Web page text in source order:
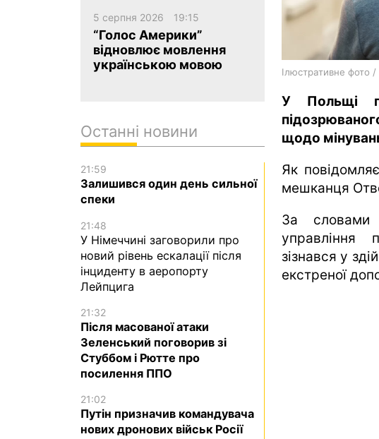
Ілюстративне фото
У Польщі
щодо
Як повідомляє
мешканця
За словами
управління
зізнався у
екстреної
5 серпня 2026 19:15
“Голос Америки”
відновлює мовлення
українською мовою
Останні новини
21:59
Залишився один день сильної
спеки
21:48
У Німеччині заговорили про
новий рівень ескалації після
інциденту в аеропорту
Лейпцига
21:32
Після масованої атаки
Зеленський поговорив зі
Стуббом і Рютте про
посилення ППО
21:02
Путін призначив командувача
нових дронових військ Росії